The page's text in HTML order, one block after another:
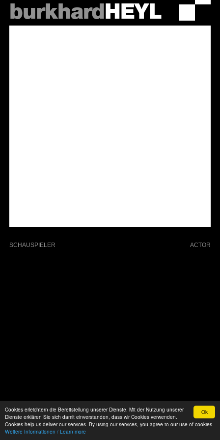
Ok
Cookies erleichtern die Bereitstellung unserer Dienste. Mit der Nutzung unserer
Dienste erklären Sie sich damit einverstanden, dass wir Cookies verwenden.
Cookies help us deliver our services. By using our services, you agree to our use of cookies.
Weitere Informationen / Learn more
burkhard HEYL
SCHAUSPIELER ACTOR